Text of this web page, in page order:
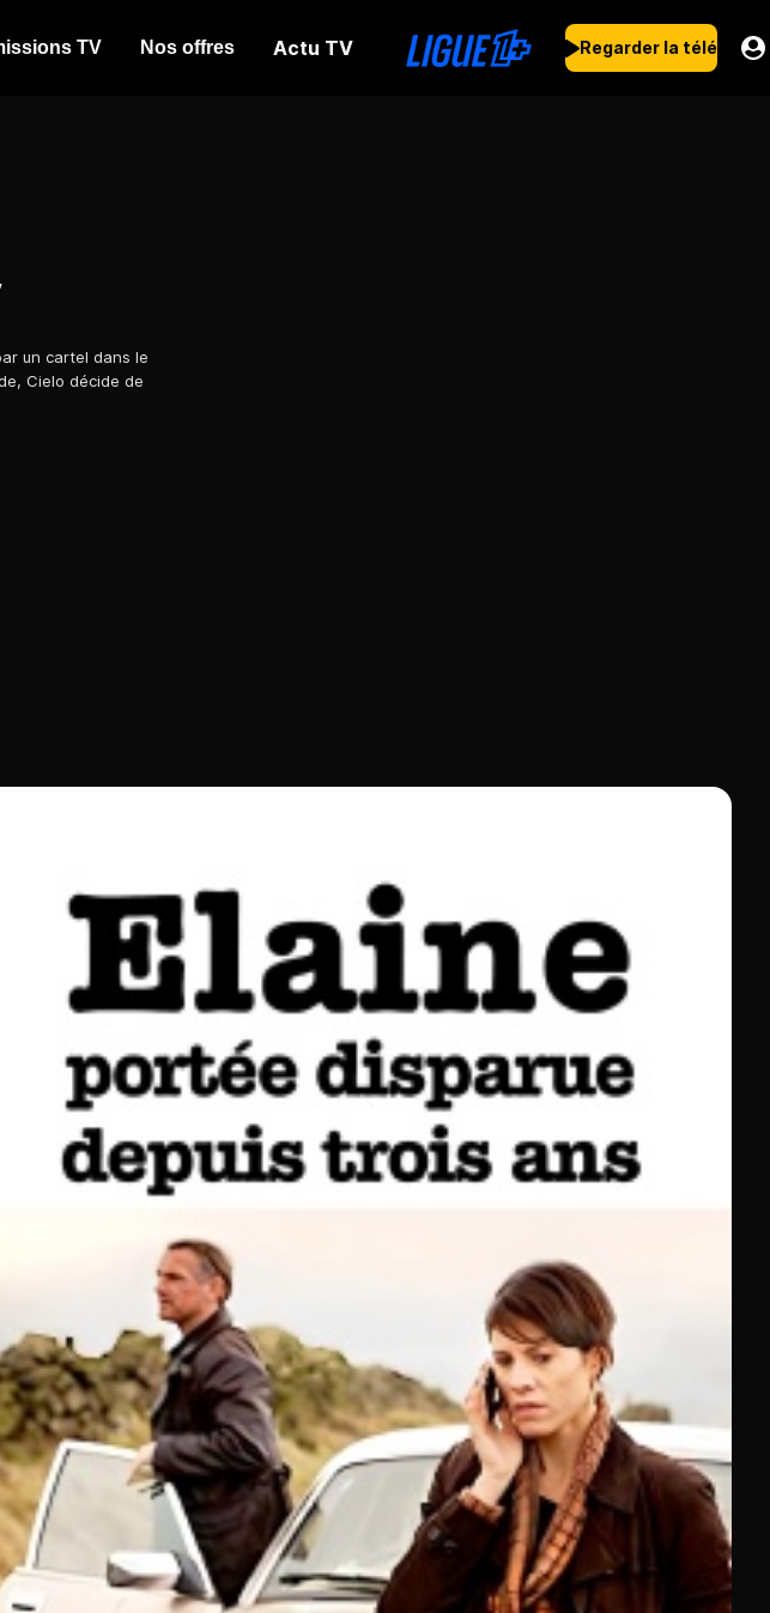
TV Nos offres Actu TV Regarder la télé
un cartel dans le
Cielo décide de